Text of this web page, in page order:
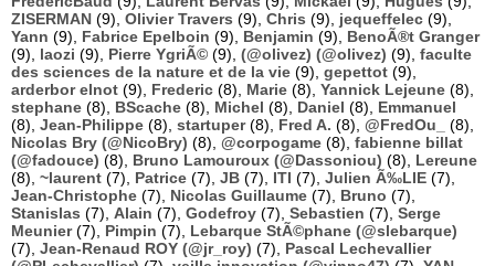
ZISERMAN (9), Olivier Travers (9), Chris (9), jequeffelec (9),
Yann (9), Fabrice Epelboin (9), Benjamin (9), BenoÃ®t Granger
(9), laozi (9), Pierre YgriÃ© (9), (@olivez) (@olivez) (9), faculte
des sciences de la nature et de la vie (9), gepettot (9),
arderbor elnot (9), Frederic (8), Marie (8), Yannick Lejeune (8),
stephane (8), BScache (8), Michel (8), Daniel (8), Emmanuel
(8), Jean-Philippe (8), startuper(8), Fred A. (8), @FredOu_
(8),
Nicolas Bry (@NicoBry) (8), @corpogame (8), fabienne billat
(@fadouce) (8), Bruno Lamouroux (@Dassoniou) (8), Lereune
(8), ~laurent (7), Patrice (7), JB (7), ITI (7), Julien Ã‰LIE (7),
Jean-Christophe (7), Nicolas Guillaume (7), Bruno (7),
Stanislas (7), Alain (7), Godefroy (7), Sebastien (7), Serge
Meunier(7), Pimpin (7), Lebarque StÃ©phane (@slebarque)
(7), Jean-Renaud ROY (@jr_roy) (7), Pascal Lechevallier